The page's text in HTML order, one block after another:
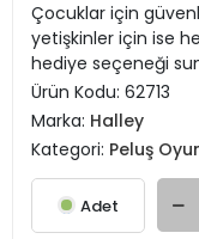
Çocuklar için
yetişkinler için ise
hediye seçeneği
Ürün Kodu: 62713
Marka: Halley
Kategori: Peluş
Adet